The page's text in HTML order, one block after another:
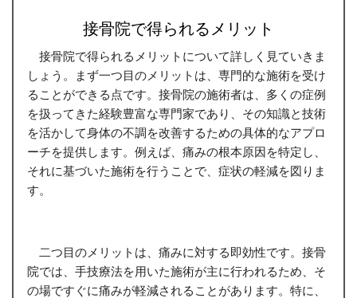
接骨院で得られるメリット
接骨院で得られるメリットについて詳しく見ていきま
しょう。まず一つ目のメリットは、専門的な施術を受け
ることができる点です。接骨院の施術者は、多くの症例
を扱ってきた経験豊富な専門家であり、その知識と技術
を活かして身体の不調を改善するための具体的なアプロ
ーチを提供します。例えば、痛みの根本原因を特定し、
それに基づいた施術を行うことで、症状の軽減を図りま
す。
二つ目のメリットは、痛みに対する即効性です。接骨
院では、手技療法を用いた施術が主に行われるため、そ
の場ですぐに痛みが軽減されることがあります。特に、